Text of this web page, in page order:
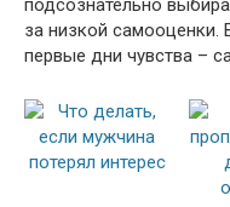
подсознательно
за низкой самооценки.
первые дни чувства –